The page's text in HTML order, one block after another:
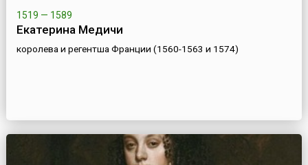
1519 — 1589
Екатерина Медичи
королева и регентша Франции (1560-1563 и 1574)